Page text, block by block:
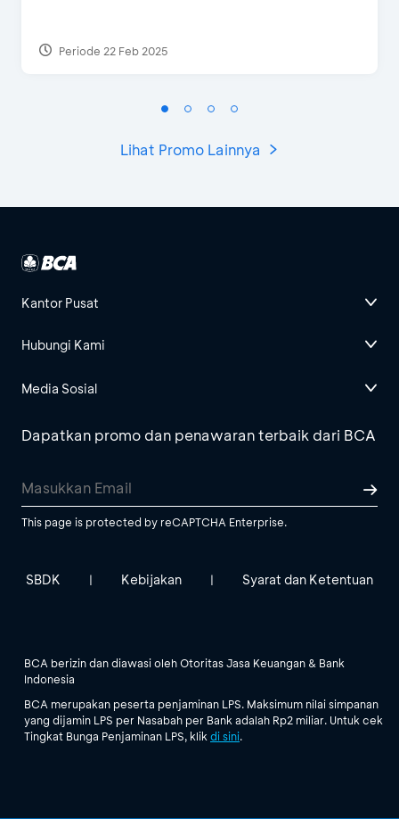
Periode 22 Feb 2025
Lihat Promo Lainnya
Kantor Pusat
Hubungi Kami
Media Sosial
Dapatkan promo dan penawaran terbaik dari BCA
This page is protected by reCAPTCHA Enterprise.
SBDK | Kebijakan | Syarat dan Ketentuan
BCA berizin dan diawasi oleh Otoritas Jasa Keuangan & Bank
Indonesia
BCA merupakan peserta penjaminan LPS. Maksimum nilai simpanan
yang dijamin LPS per Nasabah per Bank adalah Rp2 miliar. Untuk cek
Tingkat Bunga Penjaminan LPS, klik di sini.